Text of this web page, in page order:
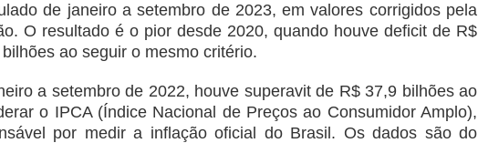
de janeiro a setembro de 2023, em valores corrigidos pela
O resultado é o pior desde 2020, quando houve deficit de R$
ao seguir o mesmo critério.
a setembro de 2022, houve superavit de R$ 37,9 bilhões ao
o IPCA (Índice Nacional de Preços ao Consumidor Amplo),
por medir a inflação oficial do Brasil. Os dados são do